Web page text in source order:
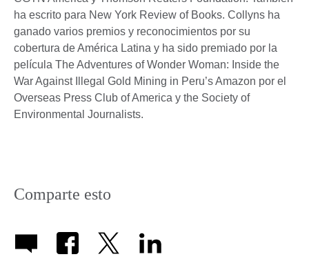
ha escrito para New York Review of Books. Collyns ha
ganado varios premios y reconocimientos por su
cobertura de América Latina y ha sido premiado por la
película The Adventures of Wonder Woman: Inside the
War Against Illegal Gold Mining in Peru’s Amazon por el
Overseas Press Club of America y the Society of
Environmental Journalists.
Comparte esto